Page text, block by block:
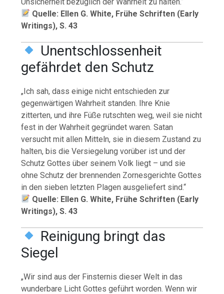
Quelle: Ellen G. White, Frühe Schriften (Early
Writings), S. 43
Unentschlossenheit
gefährdet den Schutz
„Ich sah, dass einige nicht entschieden zur
gegenwärtigen Wahrheit standen. Ihre Knie
zitterten, und ihre Füße rutschten weg, weil sie nicht
fest in der Wahrheit gegründet waren. Satan
versucht mit allen Mitteln, sie in diesem Zustand zu
halten, bis die Versiegelung vorüber ist und der
Schutz Gottes über seinem Volk liegt – und sie
ohne Schutz der brennenden Zornesgerichte Gottes
in den sieben letzten Plagen ausgeliefert sind.“
Quelle: Ellen G. White, Frühe Schriften (Early
Writings), S. 43
Reinigung bringt das
Siegel
„Wir sind aus der Finsternis dieser Welt in das
wunderbare Licht Gottes geführt worden. Wenn wir